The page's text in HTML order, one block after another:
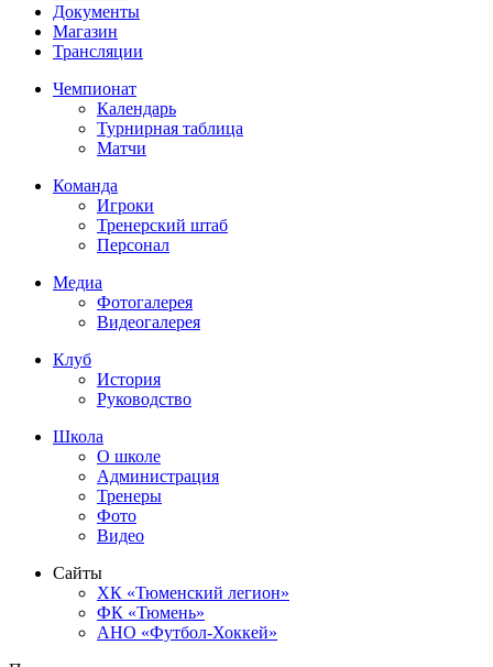
Документы
Магазин
Трансляции
Чемпионат
Календарь
Турнирная таблица
Матчи
Команда
Игроки
Тренерский штаб
Персонал
Медиа
Фотогалерея
Видеогалерея
Клуб
История
Руководство
Школа
О школе
Администрация
Тренеры
Фото
Видео
Сайты
ХК «Тюменский легион»
ФК «Тюмень»
АНО «Футбол-Хоккей»